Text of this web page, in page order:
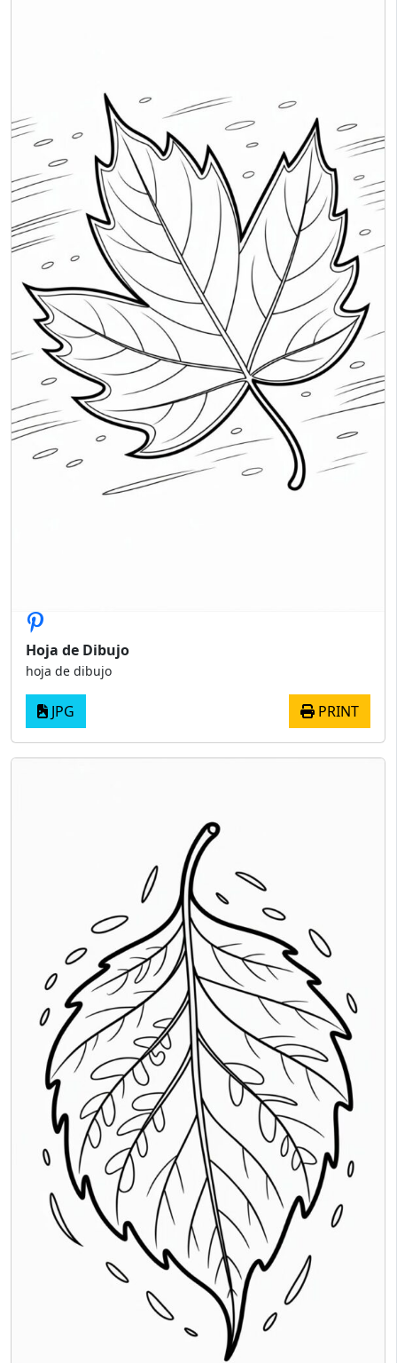
Hoja de Dibujo
hoja de dibujo
JPG PRINT